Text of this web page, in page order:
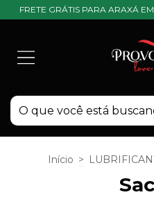
FRETE GRÁTIS PARA ARAXÁ
Início >